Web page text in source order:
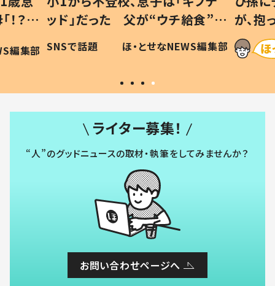
？」
編集部
ッド」だった 父が“ウチ給食”を
作り続ける理由とは #令和の親
#令和の子
SNSで話題 ほ・とせなNEWS編集部
が、
「涙が
い」
ライター募集！
“人”のグッドニュースの取材・執筆をしてみませんか？
お問い合わせページへ